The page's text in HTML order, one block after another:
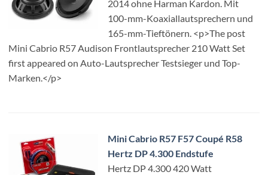
2014 ohne Harman Kardon. Mit
100-mm-Koaxiallautsprechern und
165-mm-Tieftönern. <p>The post
Mini Cabrio R57 Audison Frontlautsprecher 210 Watt Set
first appeared on Auto-Lautsprecher Testsieger und Top-
Marken.</p>
Mini Cabrio R57 F57 Coupé R58
Hertz DP 4.300 Endstufe
Hertz DP 4.300 420 Watt